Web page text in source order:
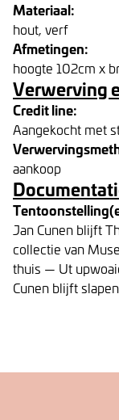
Materiaal:
hout, verf
Afmetingen:
hoogte 102cm x
Verwerving
Credit line:
Aangekocht met
aankoop
Jan Cunen blijft
collectie van
thuis — Ut
Cunen blijft slapen